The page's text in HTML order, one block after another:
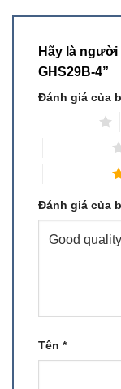
Hãy là người
GHS29B-4”
Đánh giá của
Đánh giá của
Tên *